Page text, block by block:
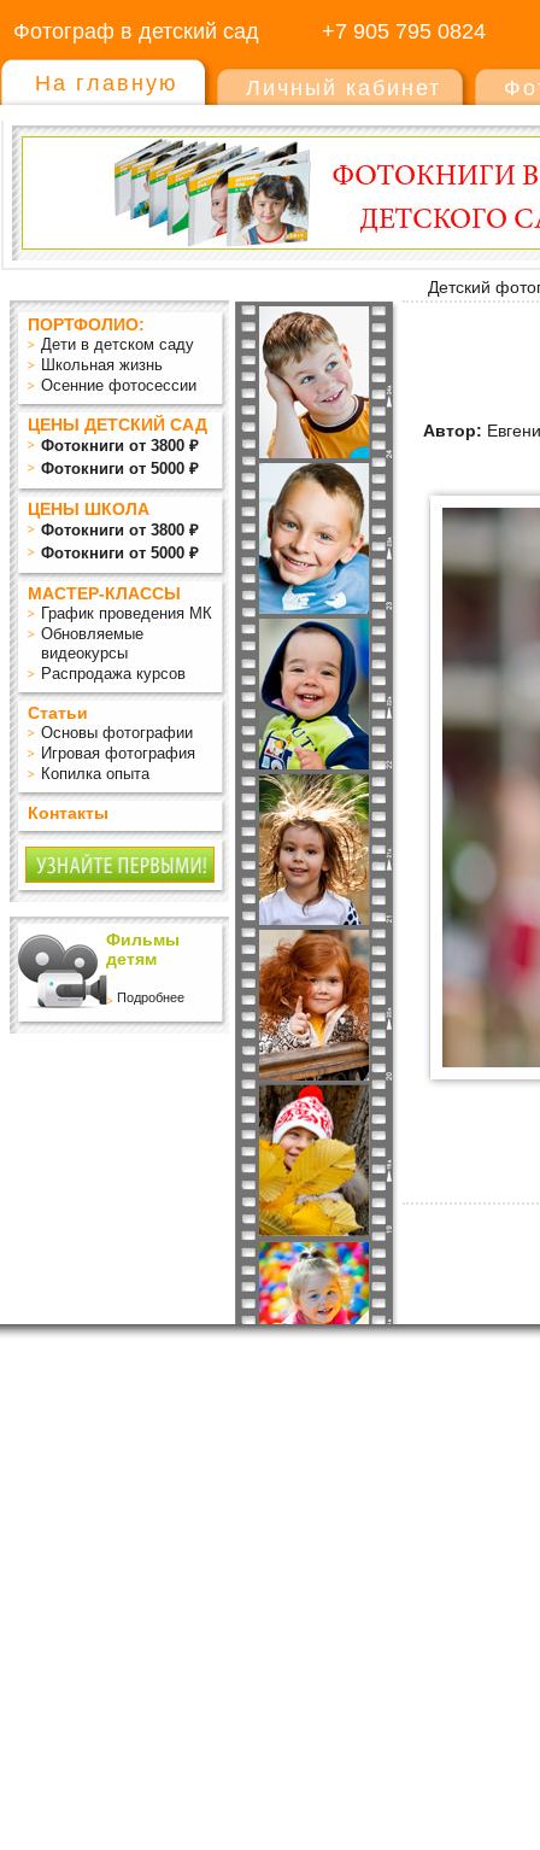
Фотограф в детский сад +7 905 795 0824
На главную Личный кабинет
Детский
ПОРТФОЛИО:
Дети в детском саду
Школьная жизнь
Осенние фотосессии
ЦЕНЫ ДЕТСКИЙ САД
Фотокниги от 3800 ₽
Фотокниги от 5000 ₽
ЦЕНЫ ШКОЛА
Фотокниги от 3800 ₽
Фотокниги от 5000 ₽
МАСТЕР-КЛАССЫ
График проведения МК
Обновляемые
видеокурсы
Распродажа курсов
Статьи
Основы фотографии
Игровая фотография
Копилка опыта
Контакты
Фильмы
детям
Подробнее
Автор: